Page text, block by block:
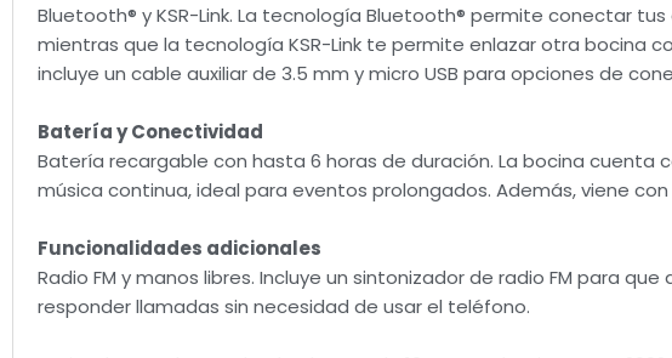
Bluetooth® y KSR-Link. La tecnología Bluetooth® permite conectar
mientras que la tecnología KSR-Link te permite enlazar otra bocina
incluye un cable auxiliar de 3.5 mm y micro USB para opciones de
Batería y Conectividad
Batería recargable con hasta 6 horas de duración. La bocina
música continua, ideal para eventos prolongados. Además, viene
Funcionalidades adicionales
Radio FM y manos libres. Incluye un sintonizador de radio FM para
responder llamadas sin necesidad de usar el teléfono.